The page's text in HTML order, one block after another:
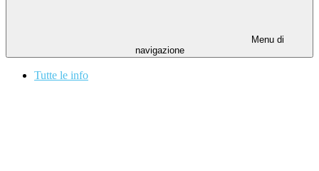
Menu di
navigazione
Tutte le info